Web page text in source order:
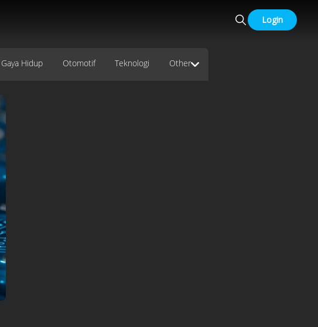
Login
Gaya Hidup Otomotif Teknologi Other